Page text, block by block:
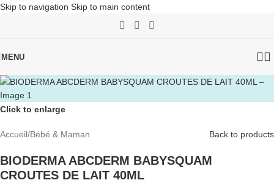
Skip to navigation Skip to main content
MENU
Click to enlarge
Accueil/Bébé & Maman Back to products
BIODERMA ABCDERM BABYSQUAM
CROUTES DE LAIT 40ML